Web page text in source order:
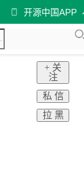
开源中国APP
+ 关
注
私 信
拉 黑